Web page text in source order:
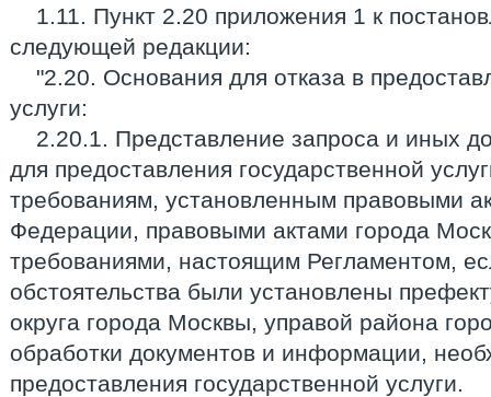
1.11. Пункт 2.20 приложения 1 к
следующей редакции:
"2.20. Основания для отказа в
услуги:
2.20.1. Представление запроса и иных
для предоставления государственной
требованиям, установленным правовыми
Федерации, правовыми актами города
требованиями, настоящим Регламентом,
обстоятельства были установлены
округа города Москвы, управой района
обработки документов и информации,
предоставления государственной услуги.